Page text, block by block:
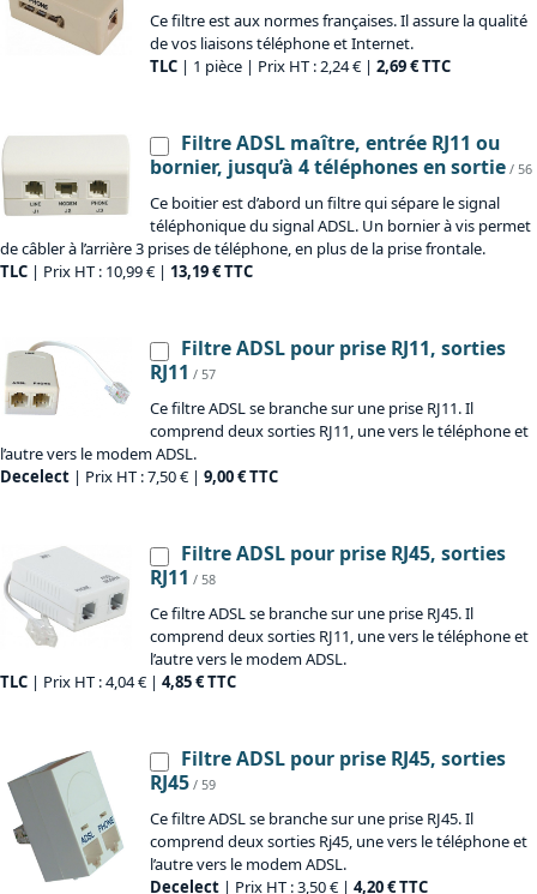
Ce filtre est aux normes françaises. Il assure la qualité
de vos liaisons téléphone et Internet.
TLC | 1 pièce | Prix HT : 2,24 € | 2,69 € TTC
Filtre ADSL maître, entrée RJ11 ou
bornier, jusqu’à 4 téléphones en sortie / 56
Ce boitier est d’abord un filtre qui sépare le signal
téléphonique du signal ADSL. Un bornier à vis permet
de câbler à l’arrière 3 prises de téléphone, en plus de la prise frontale.
TLC | Prix HT : 10,99 € | 13,19 € TTC
Filtre ADSL pour prise RJ11, sorties
RJ11 / 57
Ce filtre ADSL se branche sur une prise RJ11. Il
comprend deux sorties RJ11, une vers le téléphone et
l’autre vers le modem ADSL.
Decelect | Prix HT : 7,50 € | 9,00 € TTC
Filtre ADSL pour prise RJ45, sorties
RJ11 / 58
Ce filtre ADSL se branche sur une prise RJ45. Il
comprend deux sorties RJ11, une vers le téléphone et
l’autre vers le modem ADSL.
TLC | Prix HT : 4,04 € | 4,85 € TTC
Filtre ADSL pour prise RJ45, sorties
RJ45 / 59
Ce filtre ADSL se branche sur une prise RJ45. Il
comprend deux sorties Rj45, une vers le téléphone et
l’autre vers le modem ADSL.
Decelect | Prix HT : 3,50 € | 4,20 € TTC